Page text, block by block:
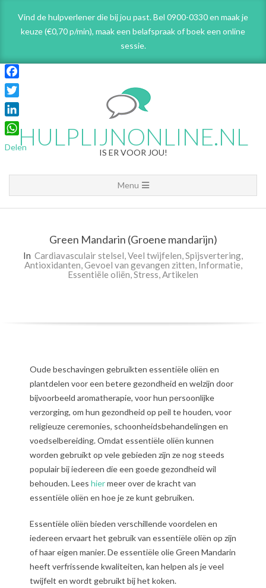
content
Vind de hulpverlener die bij jou past. Bel 0900-0330 en maak je
keuze (€0,70 p/min), maak een belafspraakof boek een online
sessie.
HULPLIJNONLINE.NL
IS ER VOOR JOU!
Navigation
Menu
Menu
Green Mandarin (Groene mandarijn)
In Cardiavasculair stelsel,Veel twijfelen,Spijsvertering,
Antioxidanten,Gevoel van gevangen zitten, Informatie,
Essentiële oliën,Stress,Artikelen
Oude beschavingen gebruikten essentiële oliën en
plantdelen voor een betere gezondheid en welzijn door
bijvoorbeeld aromatherapie, voor hun persoonlijke
verzorging, om hun gezondheid op peil te houden, voor
religieuze ceremonies, schoonheidsbehandelingen en
voedselbereiding. Omdat essentiële oliën kunnen
worden gebruikt op vele gebieden zijn ze nog steeds
populair bij iedereen die een goede gezondheid wil
behouden. Lees hiermeer over de kracht van
essentiële oliën en hoe je ze kunt gebruiken.
Essentiële oliën bieden verschillende voordelen en
iedereen ervaart het gebruik van essentiële oliën op zijn
of haar eigen manier. De essentiële olie Green Mandarin
heeft verfrissende kwaliteiten, kan helpen als je veel
twijfelt en wordt gebruikt bij het koken.
Facebook
Twitter
LinkedIn
WhatsApp
Delen